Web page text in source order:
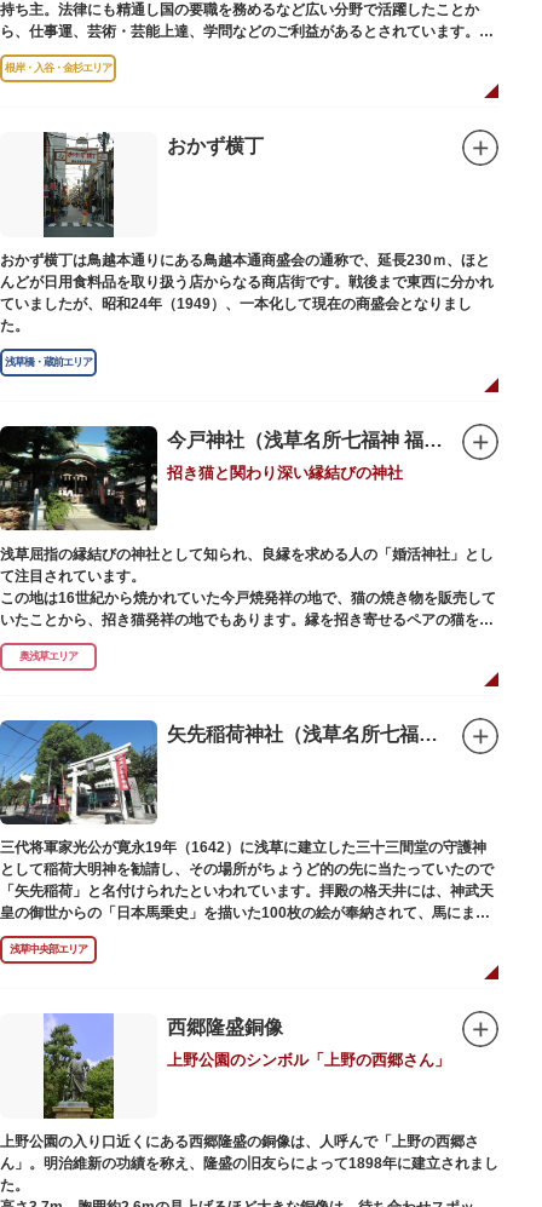
持ち主。法律にも精通し国の要職を務めるなど広い分野で活躍したことか
ら、仕事運、芸術・芸能上達、学問などのご利益があるとされています。
境内には、国の重要有形民俗文化財であるミニチュアの富士山「富士塚」
や、日本三大に数えられる「庚申塚」、昭和を代表する囲碁棋士・藤沢秀行
印は、うっとりするほど美しいデザインで人気を博しています。
江戸後期には、学問の神様である菅原道真公も回向院より遷され、境内にあ
る末社を含めて15柱もの神様が祀られています。俳優の渥美清が願をかけた
神社としても知られ、映画「男はつらいよ」で寅さんが首にかけているお守
りは、ここ小野照崎神社のものです。
根岸・入谷・金杉エリア
おかず横丁
おかず横丁は鳥越本通りにある鳥越本通商盛会の通称で、延長230ｍ、ほと
んどが日用食料品を取り扱う店からなる商店街です。戦後まで東西に分かれ
ていましたが、昭和24年（1949）、一本化して現在の商盛会となりまし
た。
浅草橋・蔵前エリア
今戸神社（浅草名所七福神 福禄寿）
招き猫と関わり深い縁結びの神社
浅草屈指の縁結びの神社として知られ、良縁を求める人の「婚活神社」とし
て注目されています。
この地は16世紀から焼かれていた今戸焼発祥の地で、猫の焼き物を販売して
いたことから、招き猫発祥の地でもあります。縁を招き寄せるペアの猫をモ
チーフにした絵馬や御朱印帳も人気です。
1063（康平6）年、時の奥羽鎮守府源頼朝・義家父子が祈願し鎌倉の鶴ヶ丘
末に活躍した新選組沖田総司の終焉の地の碑も佇んでいます。また、浅草名
所七福神の福禄寿が祀られており、七福神詣りの参拝客でも賑わうスポット
です。
奥浅草エリア
矢先稲荷神社（浅草名所七福神 福禄寿）
三代将軍家光公が寛永19年（1642）に浅草に建立した三十三間堂の守護神
として稲荷大明神を勧請し、その場所がちょうど的の先に当たっていたので
「矢先稲荷」と名付けられたといわれています。拝殿の格天井には、神武天
皇の御世からの「日本馬乗史」を描いた100枚の絵が奉納されて、馬にまつ
わる歴史が一目瞭然に理解できます。
浅草中央部エリア
西郷隆盛銅像
上野公園のシンボル「上野の西郷さん」
上野公園の入り口近くにある西郷隆盛の銅像は、人呼んで「上野の西郷さ
ん」。明治維新の功績を称え、隆盛の旧友らによって1898年に建立されまし
た。